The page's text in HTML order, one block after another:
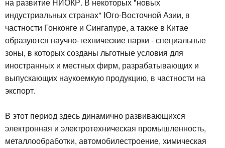
на развитие НИОКР. В некоторых "новых
индустриальных странах" Юго-Восточной Азии, в
частности Гонконге и Сингапуре, а также в Китае
образуются научно-технические парки - специальные
зоны, в которых созданы льготные условия для
иностранных и местных фирм, разрабатывающих и
выпускающих наукоемкую продукцию, в частности на
экспорт.
В этот период здесь динамично развивающихся
электронная и электротехническая промышленность,
металлообработки, автомобилестроение, химическая